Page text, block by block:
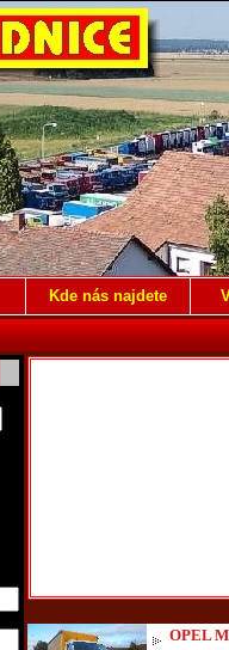
Kde nás najdete
OPEL